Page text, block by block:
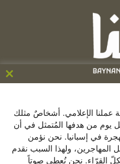
C/ de la Victoria 9,
عملنا الإعلامي. أشخاصٌ مثلك
يوم من هدفها المُتمثل في أن
في إسبانيا. نحن نؤمن
المهاجرين، ولهذا السبب نقدم
القرّاء. نحن نُعطي صوتاً